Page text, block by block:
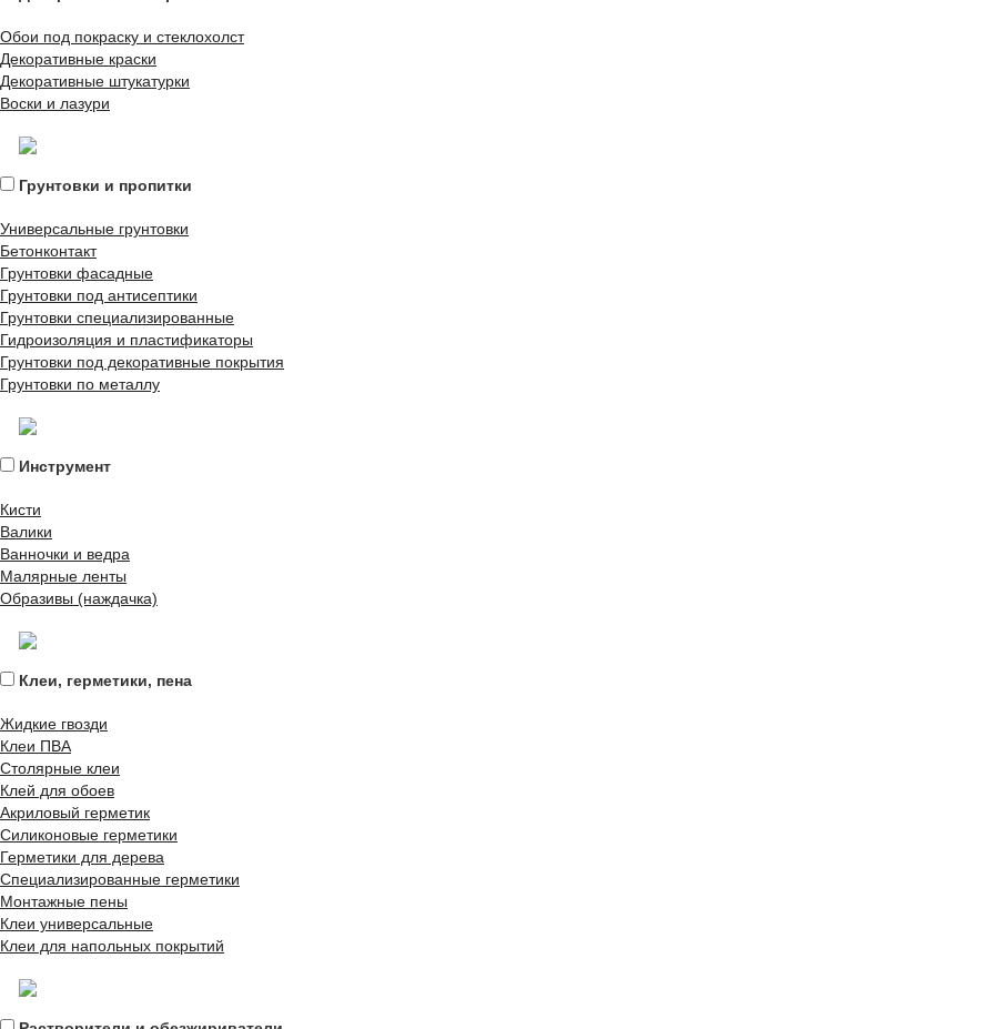
Обои под покраску и стеклохолст
Декоративные краски
Декоративные штукатурки
Воски и лазури
Грунтовки и пропитки
Универсальные грунтовки
Бетонконтакт
Грунтовки фасадные
Грунтовки под антисептики
Грунтовки специализированные
Гидроизоляция и пластификаторы
Грунтовки под декоративные покрытия
Грунтовки по металлу
Инструмент
Кисти
Валики
Ванночки и ведра
Малярные ленты
Образивы (наждачка)
Клеи, герметики, пена
Жидкие гвозди
Клеи ПВА
Столярные клеи
Клей для обоев
Акриловый герметик
Силиконовые герметики
Герметики для дерева
Специализированные герметики
Монтажные пены
Клеи универсальные
Клеи для напольных покрытий